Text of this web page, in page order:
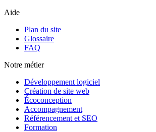
Aide
Plan du site
Glossaire
FAQ
Notre métier
Développement logiciel
Création de site web
Écoconception
Accompagnement
Référencement et SEO
Formation